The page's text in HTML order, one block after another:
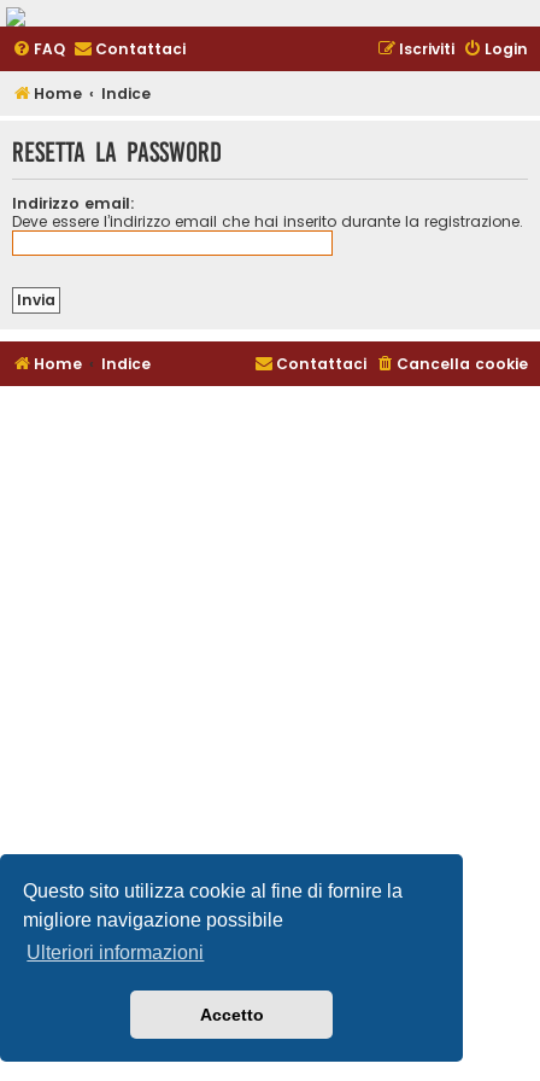
Questo sito utilizza cookie al fine di fornire la
migliore navigazione possibile
Ulteriori informazioni
Accetto
FAQ Contattaci Login
Iscriviti
Home Indice
Resetta la password
Indirizzo email:
Deve essere l’indirizzo email che hai inserito durante la registrazione.
Home Indice Cancella cookie
Contattaci